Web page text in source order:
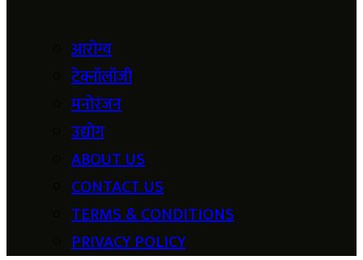
आरोग्य
टेक्नॉलॉजी
मनोरंजन
उद्योग
ABOUT US
CONTACT US
TERMS & CONDITIONS
PRIVACY POLICY